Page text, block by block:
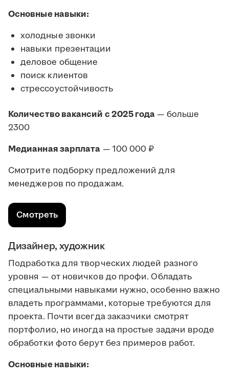
Основные навыки:
холодные звонки
навыки презентации
деловое общение
поиск клиентов
стрессоустойчивость
Количество вакансий с 2025 года — больше
2300
Медианная зарплата — 100 000 ₽
Смотрите подборку предложений для
менеджеров по продажам.
Смотреть
Дизайнер, художник
Подработка для творческих людей разного
уровня — от новичков до профи. Обладать
специальными навыками нужно, особенно важно
владеть программами, которые требуются для
проекта. Почти всегда заказчики смотрят
портфолио, но иногда на простые задачи вроде
обработки фото берут без примеров работ.
Основные навыки: